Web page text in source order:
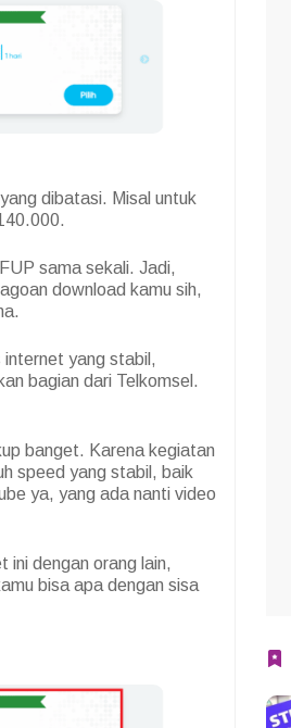
dibatasi. Misal untuk
sama sekali. Jadi,
download kamu sih,
internet yang stabil,
bagian dari Telkomsel.
banget. Karena kegiatan
speed yang stabil, baik
ya, yang ada nanti video
ini dengan orang lain,
bisa apa dengan sisa